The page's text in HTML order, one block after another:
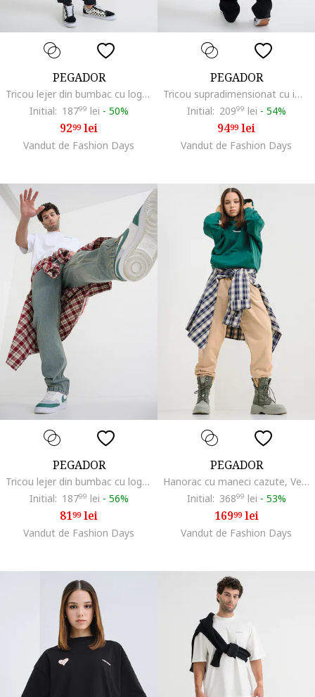
PEGADOR
Tricou lejer din bumbac cu logo, Negru stins
Initial: 18799 lei - 50%
9299lei
Vandut de Fashion Days
PEGADOR
Tricou supradimensionat cu imprimeu logo, Negru
Initial: 20999 lei - 54%
9499lei
Vandut de Fashion Days
PEGADOR
Tricou lejer din bumbac cu logo, Alb optic
Initial: 18799 lei - 56%
8199lei
Vandut de Fashion Days
PEGADOR
Hanorac cu maneci cazute, Verde aquamarin
Initial: 36899 lei - 53%
16999lei
Vandut de Fashion Days